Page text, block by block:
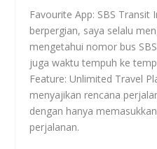
Favourite App: SBS Transit
berpergian, saya selalu
mengetahui nomor bus
juga waktu tempuh ke
Feature: Unlimited Travel
menyajikan rencana
dengan hanya
perjalanan.